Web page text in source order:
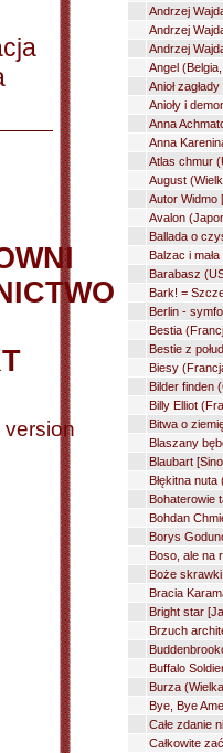
version
Andrzej
Andrzej
Andrzej
Angel
Anioł
Anioły i
Anna
Anna
Atlas chmur
August
Autor Widmo
Avalon
Ballada o
Balzac i
Barabasz
Bark! =
Berlin -
Bestia
Bestie z
Biesy
Bilder finden
Billy Elliot
Bitwa o
Blaszany
Blaubart
Błękitna
Bohaterowie
Bohdan
Borys
Boso, ale na
Boże
Bracia
Bright star
Brzuch
Buffalo
Burza
Bye, Bye
Całe zdanie
Całkowite